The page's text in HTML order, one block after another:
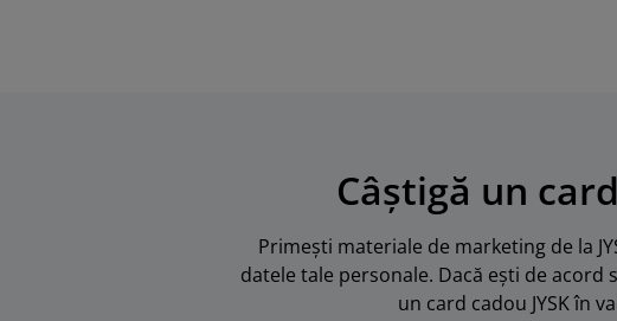
Câștigă un
Primești materiale de marketing de la
datele tale personale. Dacă ești de
un card cadou JYSK în